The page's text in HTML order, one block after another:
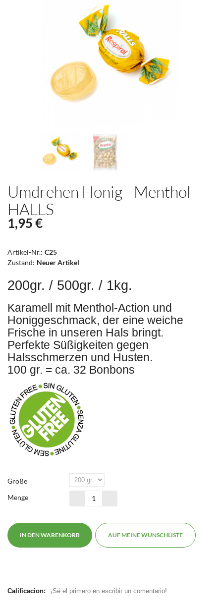
Umdrehen Honig - Menthol
HALLS
1,95 €
Artikel-Nr.: C25
Zustand: Neuer Artikel
200gr. / 500gr. / 1kg.
Karamell mit Menthol-Action und
Honiggeschmack, der eine weiche
Frische in unseren Hals bringt.
Perfekte Süßigkeiten gegen
Halsschmerzen und Husten.
100 gr. = ca. 32 Bonbons
Größe
Menge
IN DEN WARENKORB AUF MEINE WUNSCHLISTE
Calificacion: ¡Sé el primero en escribir un comentario!